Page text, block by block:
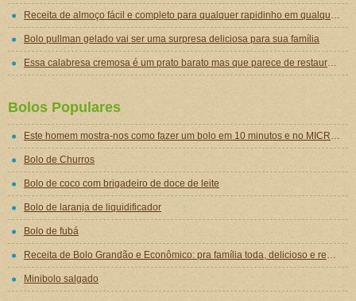
Receita de almoço fácil e completo para qualquer rapidinho em qualquer dia da semana
Bolo pullman gelado vai ser uma surpresa deliciosa para sua família
Essa calabresa cremosa é um prato barato mas que parece de restaurante chique de tão gostoso
Bolos Populares
Este homem mostra-nos como fazer um bolo em 10 minutos e no MICROONDAS!
Bolo de Churros
Bolo de coco com brigadeiro de doce de leite
Bolo de laranja de liquidificador
Bolo de fubá
Receita de Bolo Grandão e Econômico: pra família toda, delicioso e rende muito
Minibolo salgado